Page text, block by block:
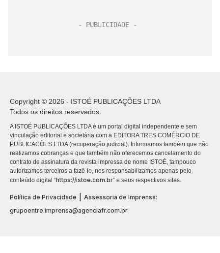
Copyright © 2026 - ISTOÉ PUBLICAÇÕES LTDA
Todos os direitos reservados.
A ISTOÉ PUBLICAÇÕES LTDA é um portal digital independente e sem
vinculação editorial e societária com a EDITORA TRES COMÉRCIO DE
PUBLICACÕES LTDA (recuperação judicial). Informamos também que não
realizamos cobranças e que também não oferecemos cancelamento do
contrato de assinatura da revista impressa de nome ISTOÉ, tampouco
autorizamos terceiros a fazê-lo, nos responsabilizamos apenas pelo
conteúdo digital “https://istoe.com.br” e seus respectivos sites.
Política de Privacidade
Assessoria de Imprensa:
grupoentre.imprensa@agenciafr.com.br